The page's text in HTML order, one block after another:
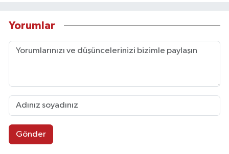
Yorumlar
Gönder